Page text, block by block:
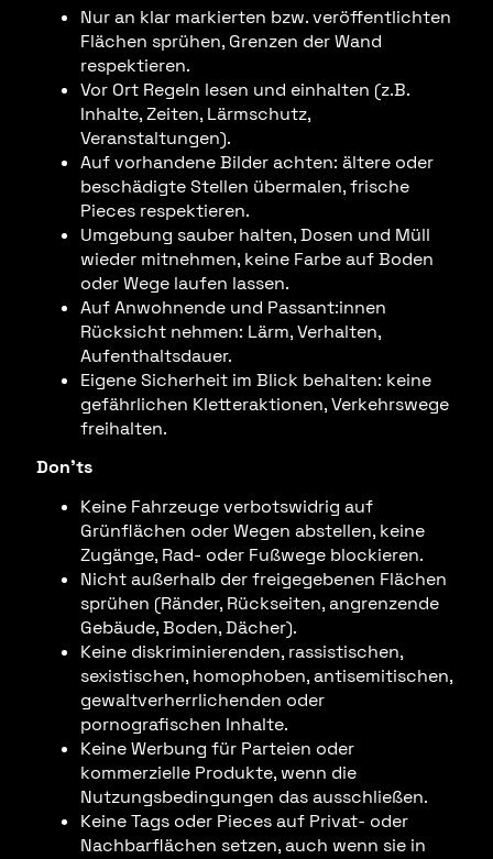
Nur an klar markierten bzw. veröffentlichten
Flächen sprühen, Grenzen der Wand
respektieren.
Vor Ort Regeln lesen und einhalten (z.B.
Inhalte, Zeiten, Lärmschutz,
Veranstaltungen).
Auf vorhandene Bilder achten: ältere oder
beschädigte Stellen übermalen, frische
Pieces respektieren.
Umgebung sauber halten, Dosen und Müll
wieder mitnehmen, keine Farbe auf Boden
oder Wege laufen lassen.
Auf Anwohnende und Passant:innen
Rücksicht nehmen: Lärm, Verhalten,
Aufenthaltsdauer.
Eigene Sicherheit im Blick behalten: keine
gefährlichen Kletteraktionen, Verkehrswege
freihalten.
Don’ts
Keine Fahrzeuge verbotswidrig auf
Grünflächen oder Wegen abstellen, keine
Zugänge, Rad- oder Fußwege blockieren.
Nicht außerhalb der freigegebenen Flächen
sprühen (Ränder, Rückseiten, angrenzende
Gebäude, Boden, Dächer).
Keine diskriminierenden, rassistischen,
sexistischen, homophoben, antisemitischen,
gewaltverherrlichenden oder
pornografischen Inhalte.
Keine Werbung für Parteien oder
kommerzielle Produkte, wenn die
Nutzungsbedingungen das ausschließen.
Keine Tags oder Pieces auf Privat- oder
Nachbarflächen setzen, auch wenn sie in